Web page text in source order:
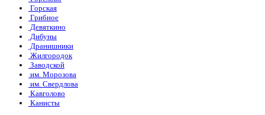
Горская
Грибное
Девяткино
Дибуны
Дранишники
Жилгородок
Заводской
им. Морозова
им. Свердлова
Кавголово
Канисты